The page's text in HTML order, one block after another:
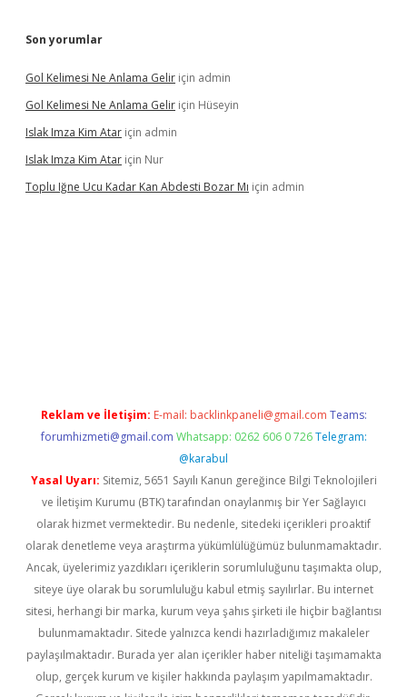
Son yorumlar
Gol Kelimesi Ne Anlama Gelir için admin
Gol Kelimesi Ne Anlama Gelir için Hüseyin
Islak Imza Kim Atar için admin
Islak Imza Kim Atar için Nur
Toplu Iğne Ucu Kadar Kan Abdesti Bozar Mı için admin
Reklam ve İletişim: E-mail: backlinkpaneli@gmail.com Teams:
forumhizmeti@gmail.com Whatsapp: 0262 606 0 726 Telegram:
@karabul
Yasal Uyarı: Sitemiz, 5651 Sayılı Kanun gereğince Bilgi Teknolojileri
ve İletişim Kurumu (BTK) tarafından onaylanmış bir Yer Sağlayıcı
olarak hizmet vermektedir. Bu nedenle, sitedeki içerikleri proaktif
olarak denetleme veya araştırma yükümlülüğümüz bulunmamaktadır.
Ancak, üyelerimiz yazdıkları içeriklerin sorumluluğunu taşımakta olup,
siteye üye olarak bu sorumluluğu kabul etmiş sayılırlar. Bu internet
sitesi, herhangi bir marka, kurum veya şahıs şirketi ile hiçbir bağlantısı
bulunmamaktadır. Sitede yalnızca kendi hazırladığımız makaleler
paylaşılmaktadır. Burada yer alan içerikler haber niteliği taşımamakta
olup, gerçek kurum ve kişiler hakkında paylaşım yapılmamaktadır.